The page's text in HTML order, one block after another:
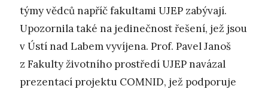
týmy vědců napříč fakultami UJEP zabývají.
Upozornila také na jedinečnost řešení, jež jsou
v Ústí nad Labem vyvíjena. Prof. Pavel Janoš
z Fakulty životního prostředí UJEP navázal
prezentací projektu COMNID, jež podporuje